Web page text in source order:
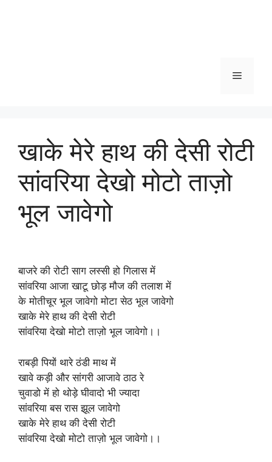
Menu
खाके मेरे हाथ की देसी रोटी
सांवरिया देखो मोटो ताज़ो
भूल जावेगो
बाजरे की रोटी साग लस्सी हो गिलास में
सांवरिया आजा खाटू छोड़ मौज की तलाश में
के मोतीचूर भूल जावेगो मोटा सेठ भूल जावेगो
खाके मेरे हाथ की देसी रोटी
सांवरिया देखो मोटो ताज़ो भूल जावेगो।।
राबड़ी पियों थारे ठंडी माथ में
खावे कड़ी और सांगरी आजावे ठाठ रे
चुवाडो में हो थोड़े घीवादो भी ज्यादा
सांवरिया बस रास झूल जावेगो
खाके मेरे हाथ की देसी रोटी
सांवरिया देखो मोटो ताज़ो भूल जावेगो।।